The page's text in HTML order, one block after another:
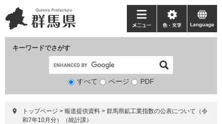
ー
ジ
ニ
ュ
て
キーワードでさがす
検
象
すべて ページ PDF
メ
ニ
ー
色・
文
language
トップページ > 報道提供資料 > 群馬県鉱工業指数の公表について（令
和7年10月分）（統計課）